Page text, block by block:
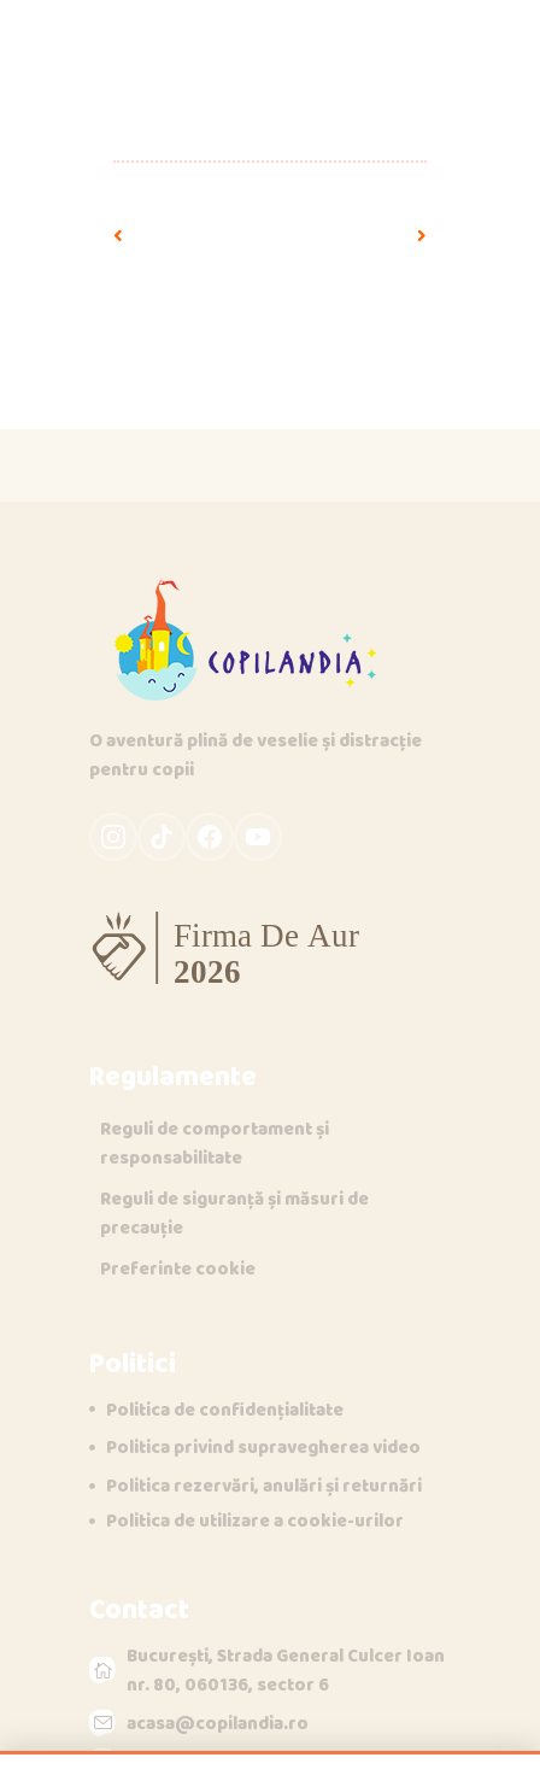
O aventură plină de veselie și distracție
pentru copii
Regulamente
Reguli de comportament și
responsabilitate
Reguli de siguranță și măsuri de
precauție
Preferinte cookie
Politici
Politica de confidențialitate
Politica privind supravegherea video
Politica rezervări, anulări și returnări
Politica de utilizare a cookie-urilor
Contact
București, Strada General Culcer Ioan
nr. 80, 060136, sector 6
acasa@copilandia.ro
+40790840348
O D Online acum